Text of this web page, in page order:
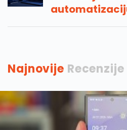
umjetne
Najnovije Recenzije